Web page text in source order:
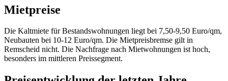
Mietpreise
Die Kaltmiete für Bestandswohnungen liegt bei 7,50-9,50 Euro/qm,
Neubauten bei 10-12 Euro/qm. Die Mietpreisbremse gilt in
Remscheid nicht. Die Nachfrage nach Mietwohnungen ist hoch,
besonders im mittleren Preissegment.